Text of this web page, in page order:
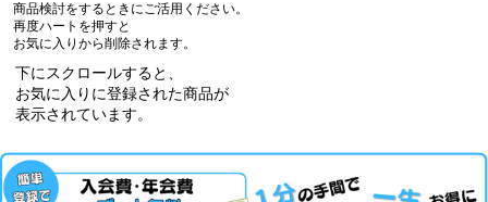
商品検討をするときにご活用ください。
再度ハートを押すと
お気に入りから削除されます。
下にスクロールすると、
お気に入りに登録された商品が
表示されています。